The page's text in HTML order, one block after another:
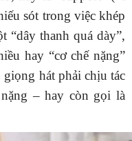
sót trong việc khép
“dây thanh quá dày”,
hay “cơ chế nặng”
hát phải chịu tác
– hay còn gọi là